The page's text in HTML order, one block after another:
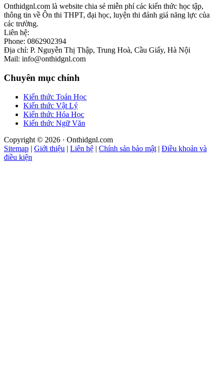
Onthidgnl.com là website chia sẻ miễn phí các kiến thức học tập,
thông tin về Ôn thi THPT, đại học, luyện thi đánh giá năng lực của
các trường.
Liên hệ:
Phone: 0862902394
Địa chỉ: P. Nguyễn Thị Thập, Trung Hoà, Cầu Giấy, Hà Nội
Mail: info@onthidgnl.com
Chuyên mục chính
Kiến thức Toán Học
Kiến thức Vật Lý
Kiến thức Hóa Học
Kiến thức Ngữ Văn
Copyright © 2026 · Onthidgnl.com
Sitemap | Giới thiệu | Liên hệ | Chính sản bảo mật | Điều khoản và
điều kiện